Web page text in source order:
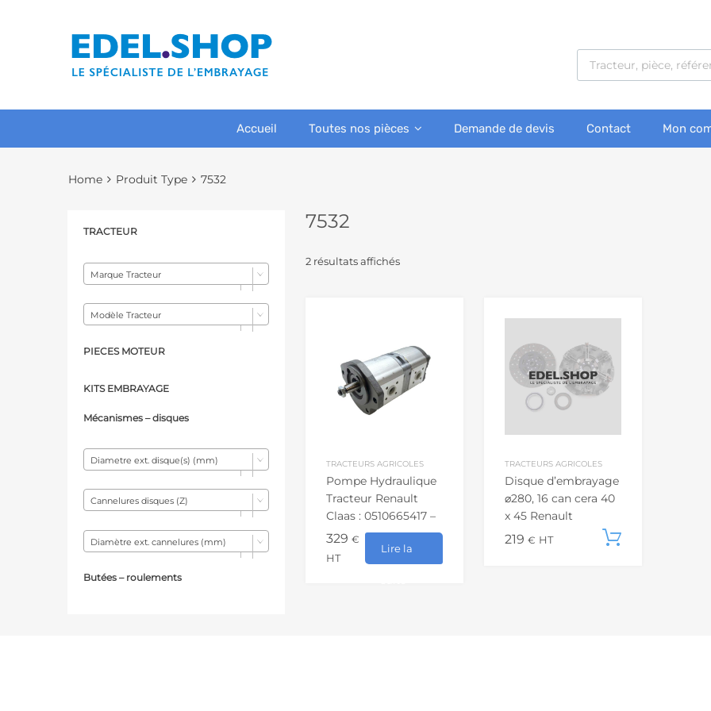
Accueil Toutes nos pièces Demande de devis Contact Mon
Home Produit Type 7532
7532
2 résultats affichés
TRACTEURS AGRICOLES
Pompe Hydraulique
Tracteur Renault
Claas : 0510665417 –
10352…
329 €
HT
Lire la
TRACTEURS AGRICOLES
Disque d’embrayage
⌀280, 16 can cera 40
x 45 Renault
6005001544
219 € HT
TRACTEUR
Marque Tracteur
Modèle Tracteur
PIECES MOTEUR
KITS EMBRAYAGE
Mécanismes – disques
Diametre ext. disque(s) (mm)
Cannelures disques (Z)
Diamètre ext. cannelures (mm)
Butées – roulements